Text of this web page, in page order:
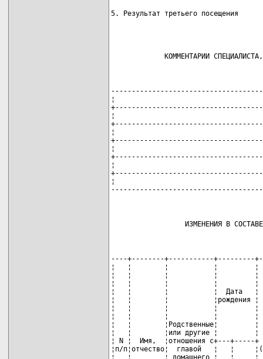
5. Результат третьего посещения
КОММЕНТАРИИ
¦
¦
¦
¦
¦
¦
ИЗМЕНЕНИЯ В
----+--------+-----------+---------
¦   ¦        ¦           ¦         ¦
¦   ¦        ¦           ¦         ¦
¦   ¦        ¦           ¦         ¦
¦   ¦        ¦           ¦  Дата
¦   ¦        ¦           ¦рождения ¦
¦   ¦        ¦           ¦         ¦
¦   ¦        ¦           ¦         ¦     ¦
¦   ¦        ¦Родственные¦
¦   ¦        ¦или другие ¦         ¦
¦ N ¦  Имя,  ¦отношения с+---+-----+
¦п/п¦отчество¦  главой   ¦   ¦
¦   ¦        ¦ домашнего ¦   ¦     ¦